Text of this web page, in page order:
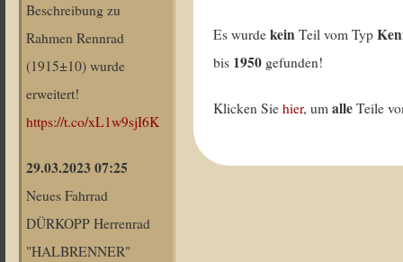
Beschreibung zu
Rahmen Rennrad
(1915±10) wurde
erweitert!
https://t.co/xL1w9sjI6K
29.03.2023 07:25
Neues Fahrrad
DÜRKOPP Herrenrad
"HALBRENNER"
Es wurdekein Teil vom Typ
bis 1950 gefunden!
Klicken Siehier, umalle Teile